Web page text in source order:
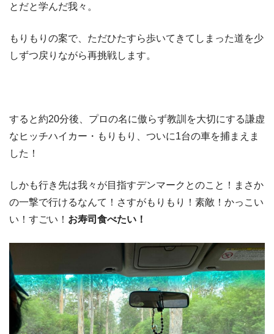
とだと学んだ我々。
もりもりの案で、ただひたすら歩いてきてしまった道を少
しずつ戻りながら再挑戦します。
すると約20分後、プロの名に傲らず教訓を大切にする謙虚
なヒッチハイカー・もりもり、ついに1台の車を捕まえま
した！
しかも行き先は我々が目指すデンマークとのこと！まさか
の一撃で行けるなんて！さすがもりもり！素敵！かっこい
い！すごい！ お寿司食べたい！